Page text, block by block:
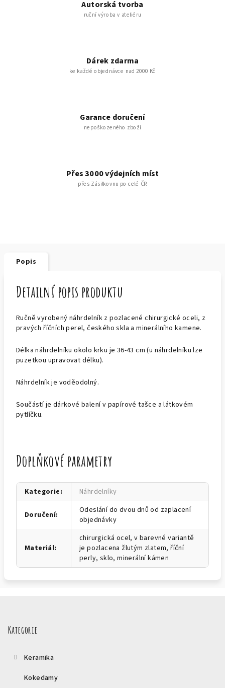
Autorská tvorba
ruční výroba v ateliéru
Dárek zdarma
ke každé objednávce nad 2000 Kč
Garance doručení
nepoškozeného zboží
Přes 3000 výdejních míst
přes Zásilkovnu po celé ČR
Popis
Detailní popis produktu
Ručně vyrobený náhrdelník z pozlacené chirurgické oceli, z
pravých říčních perel, českého skla a minerálního kamene.
Délka náhrdelníku okolo krku je 36-43 cm (u náhrdelníku lze
puzetkou upravovat délku).
Náhrdelník je voděodolný.
Součástí je dárkové balení v papírové tašce a látkovém
pytlíčku.
Doplňkové parametry
Kategorie: Náhrdelníky
Doručení:
Odeslání do dvou dnů od zaplacení
objednávky
Materiál:
chirurgická ocel, v barevné variantě
je pozlacena žlutým zlatem, říční
perly, sklo, minerální kámen
Kategorie
Keramika
Kokedamy